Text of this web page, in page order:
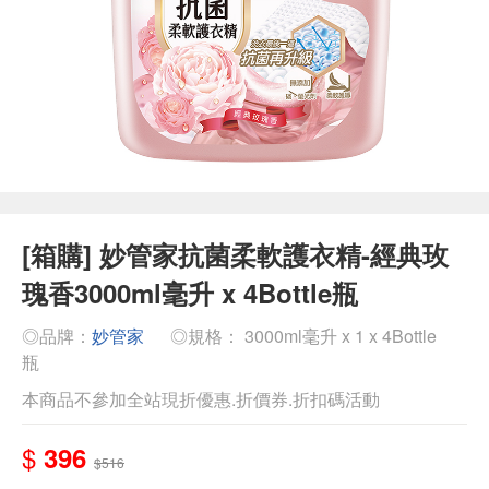
[箱購] 妙管家抗菌柔軟護衣精-經典玫
瑰香3000ml毫升 x 4Bottle瓶
◎品牌： 妙管家
◎規格： 3000ml毫升 x 1 x 4Bottle
瓶
本商品不參加全站現折優惠.折價券.折扣碼活動
$ 396 $516